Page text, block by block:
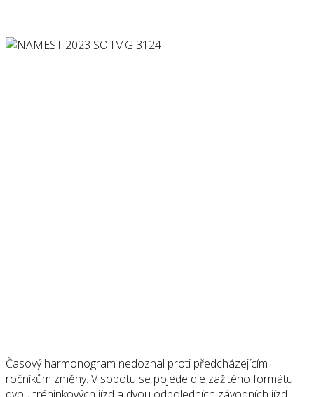
Časový harmonogram nedoznal proti předcházejícím
ročníkům změny. V sobotu se pojede dle zažitého formátu